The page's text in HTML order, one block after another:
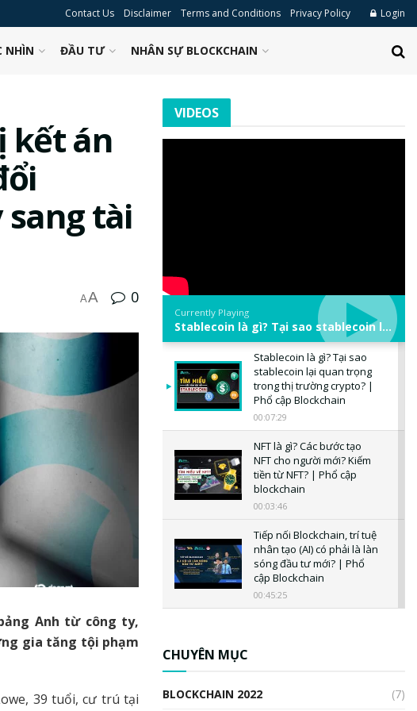
Contact Us Disclaimer Terms and Conditions Privacy Policy Login
NHÌN ĐẦU TƯ NHÂN SỰ BLOCKCHAIN
kết án
sang tài
AA 0
Anh từ công ty,
gia tăng tội phạm
39 tuổi, cư trú tại
VIDEOS
Currently Playing
Stablecoin là gì? Tại sao stablecoin lại quan trọng trong thị trường crypto? | Phổ cập Blockchain
Stablecoin là gì? Tại sao
stablecoin lại quan trọng
trong thị trường crypto? |
Phổ cập Blockchain
00:07:29
NFT là gì? Các bước tạo
NFT cho người mới? Kiếm
tiền từ NFT? | Phổ cập
blockchain
00:03:46
Tiếp nối Blockchain, trí tuệ
nhân tạo (AI) có phải là làn
sóng đầu tư mới? | Phổ
cập Blockchain
00:45:25
CHUYÊN MỤC
BLOCKCHAIN 2022 (7)